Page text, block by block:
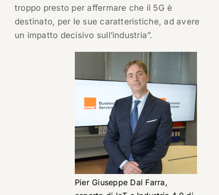
troppo presto per affermare che il 5G è
destinato, per le sue caratteristiche, ad avere
un impatto decisivo sull’industria”.
Pier Giuseppe Dal Farra,